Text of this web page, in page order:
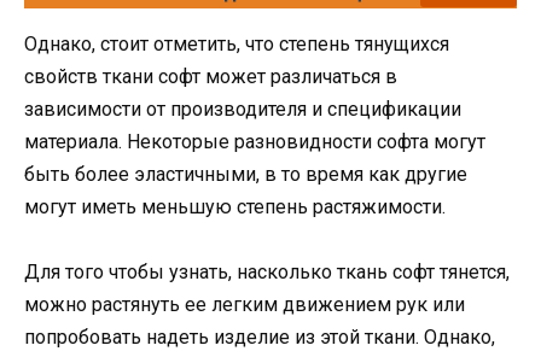
Однако, стоит отметить, что степень тянущихся
свойств ткани софт может различаться в
зависимости от производителя и спецификации
материала. Некоторые разновидности софта могут
быть более эластичными, в то время как другие
могут иметь меньшую степень растяжимости.
Для того чтобы узнать, насколько ткань софт тянется,
можно растянуть ее легким движением рук или
попробовать надеть изделие из этой ткани. Однако,